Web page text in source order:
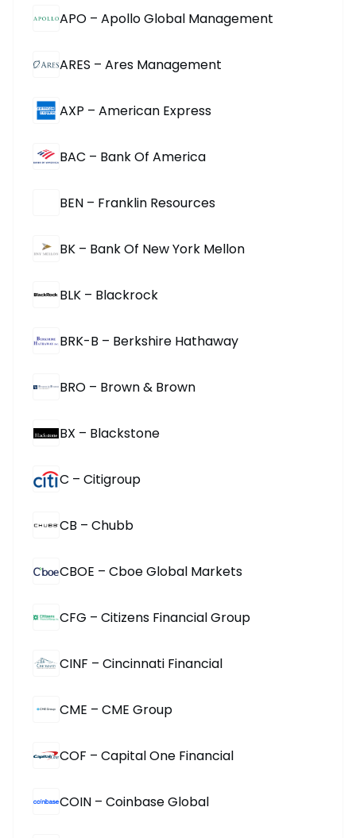
APO – Apollo Global Management
ARES – Ares Management
AXP – American Express
BAC – Bank Of America
BEN – Franklin Resources
BK – Bank Of New York Mellon
BLK – Blackrock
BRK-B – Berkshire Hathaway
BRO – Brown & Brown
BX – Blackstone
C – Citigroup
CB – Chubb
CBOE – Cboe Global Markets
CFG – Citizens Financial Group
CINF – Cincinnati Financial
CME – CME Group
COF – Capital One Financial
COIN – Coinbase Global